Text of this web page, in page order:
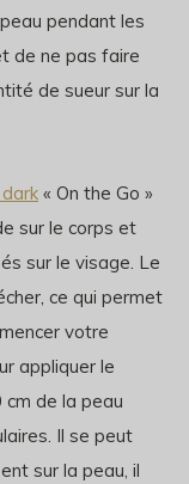
pendant les
de ne pas faire
de sueur sur la
« On the Go »
sur le corps et
sur le visage. Le
ce qui permet
votre
appliquer le
de la peau
Il se peut
sur la peau, il